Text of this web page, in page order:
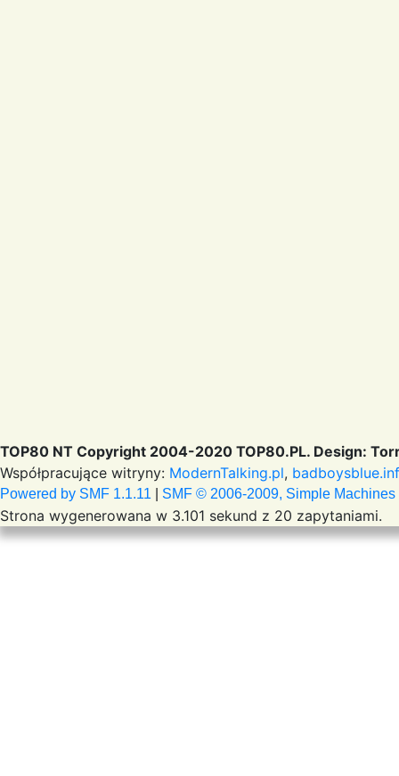
TOP80 NT Copyright 2004-2020 TOP80.PL. Design:
Współpracujące witryny: ModernTalking.pl,
Powered by SMF 1.1.11 SMF © 2006-2009, Simple Machines
Strona wygenerowana w 3.101 sekund z 20 zapytaniami.